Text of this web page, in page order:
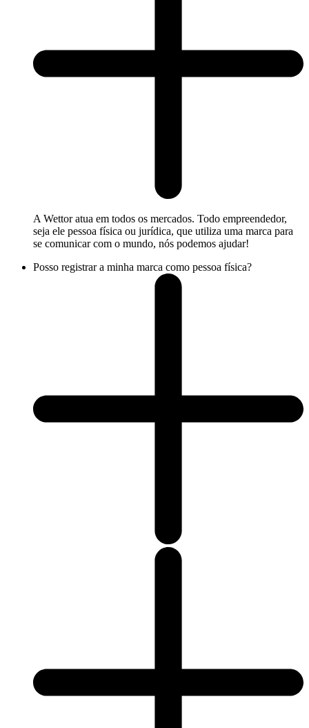
A Wettor atua em todos os mercados. Todo empreendedor,
seja ele pessoa física ou jurídica, que utiliza uma marca para
se comunicar com o mundo, nós podemos ajudar!
Posso registrar a minha marca como pessoa física?